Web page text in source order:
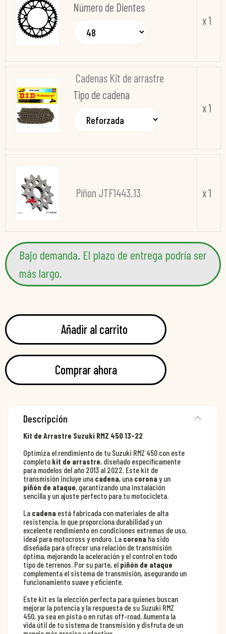
Número de Dientes
x 1
Cadenas Kit de arrastre
Tipo de cadena
x 1
Piñon JTF1443.13 x 1
Bajo demanda. El plazo de entrega podría ser
más largo.
Añadir al carrito
Comprar ahora
Descripción
Kit de Arrastre Suzuki RMZ 450 13-22
Optimiza el rendimiento de tu Suzuki RMZ 450 con este
completo kit de arrastre, diseñado específicamente
para modelos del año 2013 al 2022. Este kit de
transmisión incluye una cadena, una coronay un
piñón de ataque, garantizando una instalación
sencilla y un ajuste perfecto para tu motocicleta.
La cadena está fabricada con materiales de alta
resistencia, lo que proporciona durabilidad y un
excelente rendimiento en condiciones extremas de uso,
ideal para motocross y enduro. La corona ha sido
diseñada para ofrecer una relación de transmisión
óptima, mejorando la aceleración y el control en todo
tipo de terrenos. Por su parte, el piñón de ataque
complementa el sistema de transmisión, asegurando un
funcionamiento suave y eficiente.
Este kit es la elección perfecta para quienes buscan
mejorar la potencia y la respuesta de su Suzuki RMZ
450, ya sea en pista o en rutas off-road. Aumenta la
vida útil de tu sistema de transmisión y disfruta de un